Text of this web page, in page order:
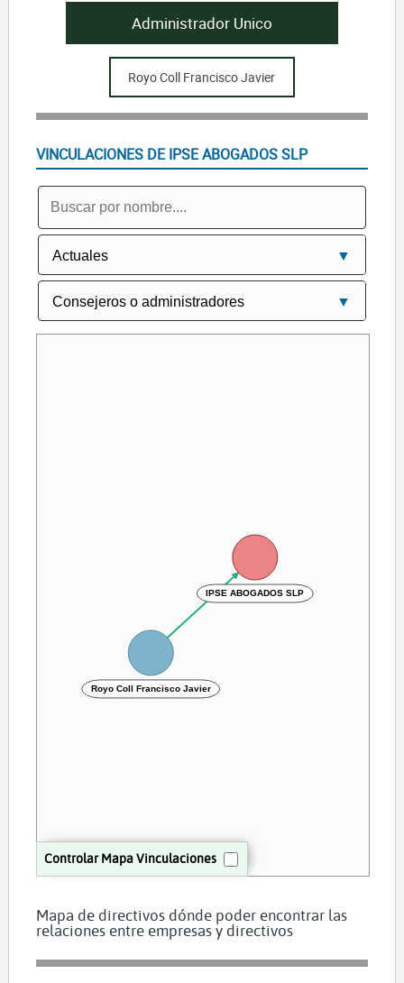
Administrador Unico
Royo Coll Francisco Javier
VINCULACIONES DE IPSE ABOGADOS SLP
Controlar Mapa Vinculaciones
IPSE ABOGADOS SLP
Royo Coll Francisco Javier
Mapa de directivos dónde poder encontrar las
relaciones entre empresas y directivos